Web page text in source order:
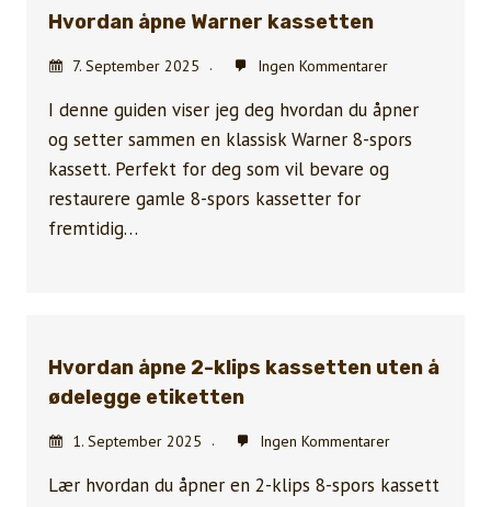
Hvordan åpne Warner kassetten
7. September 2025 Ingen Kommentarer
I denne guiden viser jeg deg hvordan du åpner
og setter sammen en klassisk Warner 8-spors
kassett. Perfekt for deg som vil bevare og
restaurere gamle 8-spors kassetter for
fremtidig…
Hvordan åpne 2-klips kassetten uten å
ødelegge etiketten
1. September 2025 Ingen Kommentarer
Lær hvordan du åpner en 2-klips 8-spors kassett